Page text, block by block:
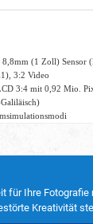
(1 Zoll) Sensor
3:2 Video
3:4 mit 0,92 Mio.
für Ihre Fotografie
Kreativität